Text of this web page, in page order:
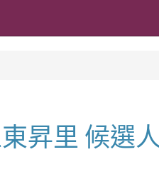
昇里 候選人